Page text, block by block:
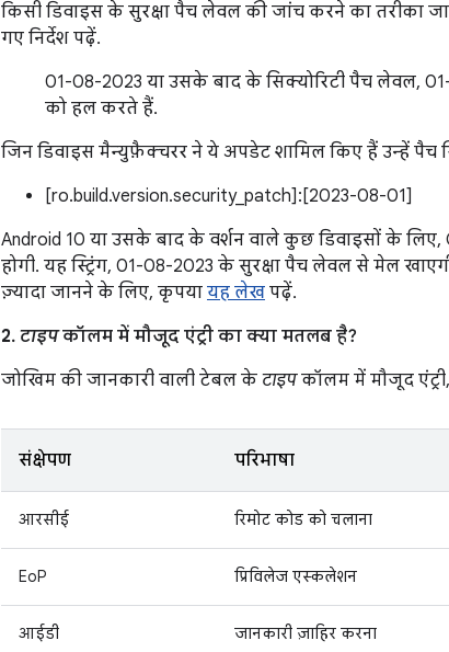
किसी डिवाइस के सुरक्षा पैच लेवल की जांच करने का तरीका
गए निर्देश पढ़ें.
01-08-2023 या उसके बाद के सिक्योरिटी पैच लेवल,
को हल करते हैं.
जिन डिवाइस मैन्युफ़ैक्चरर ने ये अपडेट शामिल किए हैं उन्हें पैच
[ro.build.version.security_patch]:[2023-08-01]
Android 10 या उसके बाद के वर्शन वाले कुछ डिवाइसों के
होगी. यह स्ट्रिंग, 01-08-2023 के सुरक्षा पैच लेवल से मेल
ज़्यादा जानने के लिए, कृपया यह लेख पढ़ें.
2. टाइपकॉलम में मौजूद एंट्री का क्या मतलब है?
जोखिम की जानकारी वाली टेबल के टाइपकॉलम में मौजूद
संक्षेपण परिभाषा
आरसीई रिमोट कोड को चलाना
EoP प्रिविलेज एस्कलेशन
आईडी जानकारी ज़ाहिर करना